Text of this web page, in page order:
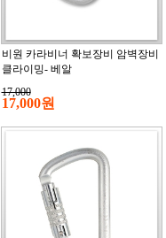
비원 카라비너 확보장비 암벽장비
클라이밍- 베알
17,000
17,000원